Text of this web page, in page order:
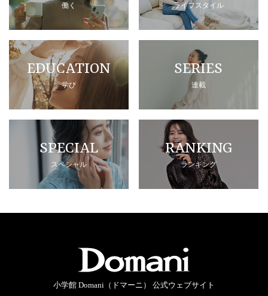
働く ライフスタイル
EDUCATION
学び
SERIES
連載
SPECIAL
スペシャル
RANKING
ランキング
小学館 Domani（ドマーニ） 公式ウェブサイト